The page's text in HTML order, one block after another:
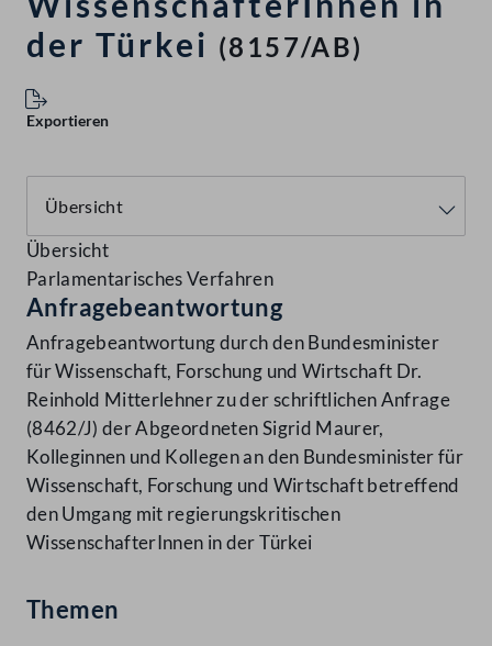
der Türkei (8157/AB)
Exportieren
Übersicht
Parlamentarisches Verfahren
Anfragebeantwortung
Anfragebeantwortung durch den Bundesminister
für Wissenschaft, Forschung und Wirtschaft Dr.
Reinhold Mitterlehner zu der schriftlichen Anfrage
(8462/J) der Abgeordneten Sigrid Maurer,
Kolleginnen und Kollegen an den Bundesminister für
Wissenschaft, Forschung und Wirtschaft betreffend
den Umgang mit regierungskritischen
WissenschafterInnen in der Türkei
Themen